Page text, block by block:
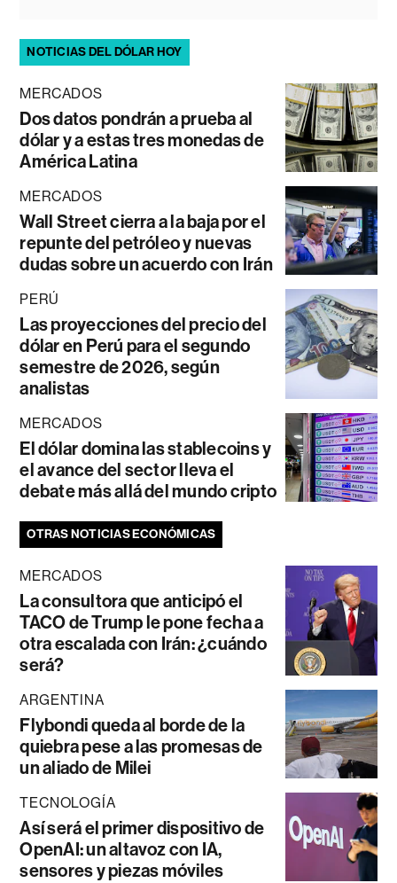
NOTICIAS DEL DÓLAR HOY
MERCADOS
Dos datos pondrán a prueba al
dólar y a estas tres monedas de
América Latina
MERCADOS
Wall Street cierra a la baja por el
repunte del petróleo y nuevas
dudas sobre un acuerdo con Irán
PERÚ
Las proyecciones del precio del
dólar en Perú para el segundo
semestre de 2026, según
analistas
MERCADOS
El dólar domina las stablecoins y
el avance del sector lleva el
debate más allá del mundo cripto
OTRAS NOTICIAS ECONÓMICAS
MERCADOS
La consultora que anticipó el
TACO de Trump le pone fecha a
otra escalada con Irán: ¿cuándo
será?
ARGENTINA
Flybondi queda al borde de la
quiebra pese a las promesas de
un aliado de Milei
TECNOLOGÍA
Así será el primer dispositivo de
OpenAI: un altavoz con IA,
sensores y piezas móviles